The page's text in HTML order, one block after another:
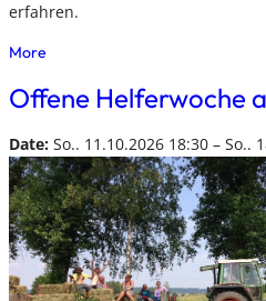
erfahren.
More
Offene Helferwoche
Date: So.. 11.10.2026 18:30 – So..